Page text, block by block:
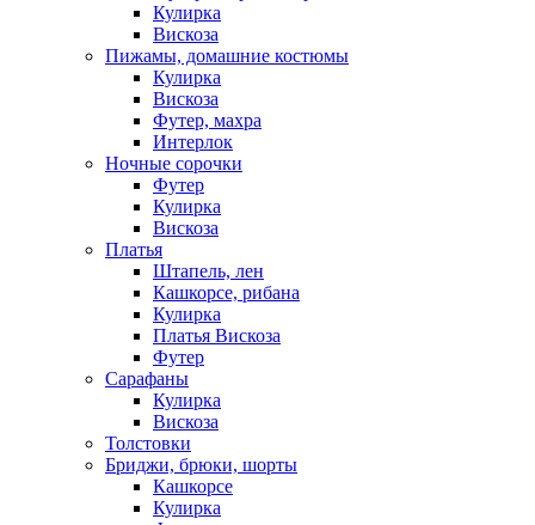
Кулирка
Вискоза
Пижамы, домашние костюмы
Кулирка
Вискоза
Футер, махра
Интерлок
Ночные сорочки
Футер
Кулирка
Вискоза
Платья
Штапель, лен
Кашкорсе, рибана
Кулирка
Платья Вискоза
Футер
Сарафаны
Кулирка
Вискоза
Толстовки
Бриджи, брюки, шорты
Кашкорсе
Кулирка